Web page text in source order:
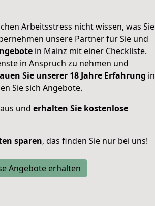
Arbeitsstress nicht wissen, was Sie
unsere Partner für Sie und
in Mainz mit einer Checkliste.
in Anspruch zu nehmen und
Sie unserer 18 Jahre Erfahrung in
Sie sich Angebote.
und erhalten Sie kostenlose
sparen, das finden Sie nur bei uns!
Angebote erhalten